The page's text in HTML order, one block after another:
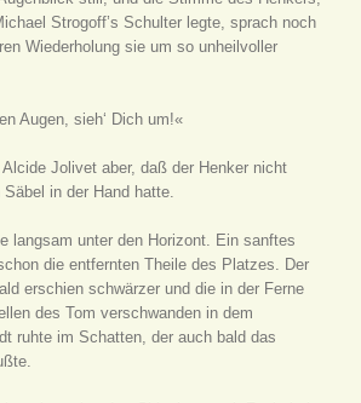
Strogoff’s Schulter legte, sprach noch
Wiederholung sie um so unheilvoller
Augen, sieh‘ Dich um!«
Jolivet aber, daß der Henker nicht
in der Hand hatte.
langsam unter den Horizont. Ein sanftes
die entfernten Theile des Platzes. Der
erschien schwärzer und die in der Ferne
des Tom verschwanden in dem
ruhte im Schatten, der auch bald das